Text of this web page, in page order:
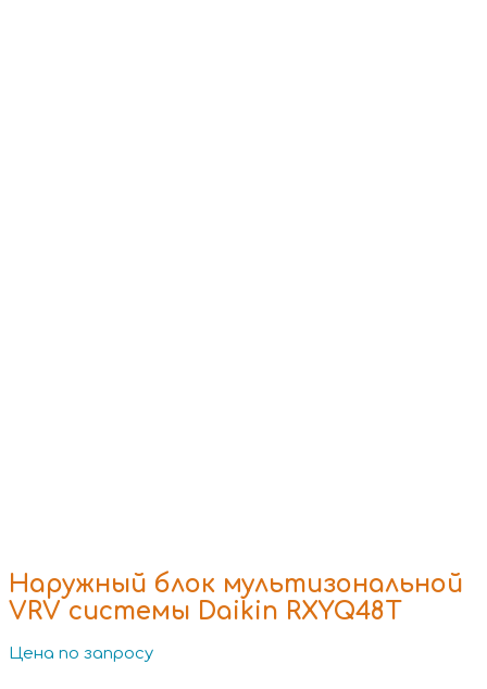
Наружный блок мультизональной
VRV системы Daikin RXYQ48T
Цена по запросу